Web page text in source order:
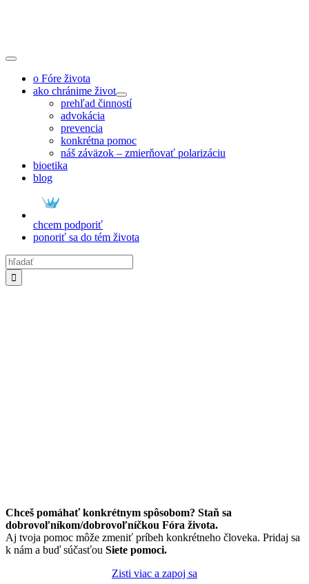
Toggle
Navigationo Fóre života
ako chránime život
prehľad činností
advokácia
prevencia
konkrétna pomoc
náš záväzok – zmierňovať polarizáciu
bioetika
blog
chcem podporiť
ponoriť sa do tém života
Hľadať:
Chceš pomáhať konkrétnym spôsobom? Staň sa
dobrovoľníkom/dobrovoľníčkou Fóra života.
Aj tvoja pomoc môže zmeniť príbeh konkrétneho človeka. Pridaj sa
k nám a buď súčasťou Siete pomoci.
Zisti viac a zapoj sa